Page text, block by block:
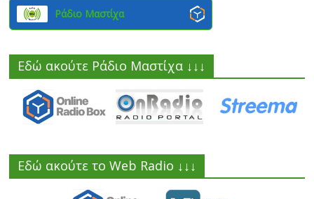
Ράδιο Μαστίχα
Εδώ ακούτε Ράδιο Μαστίχα ↓↓↓
Εδώ ακούτε το Web Radio ↓↓↓